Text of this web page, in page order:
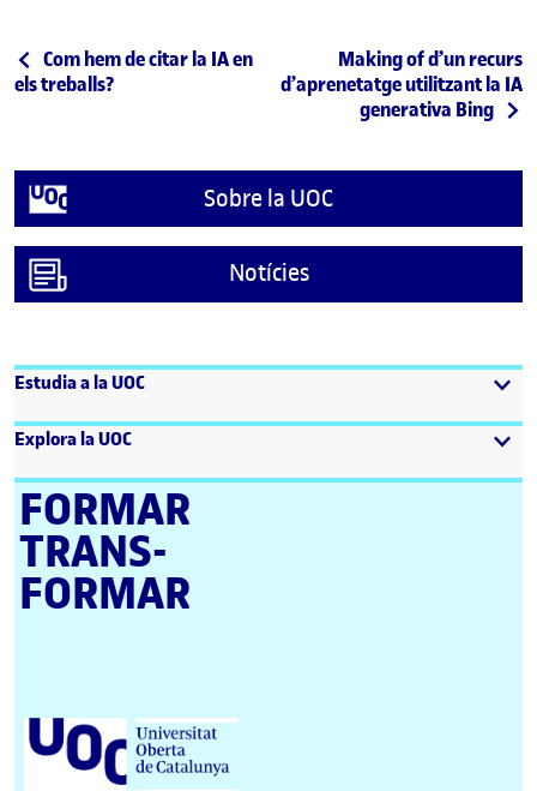
Navegació d'entrades
Entrada anterior
Com hem de citar la IA en
els treballs?
Entrada següent
Making of d’un recurs
d’aprenetatge utilitzant la IA
generativa Bing
Sobre la UOC
Notícies
Estudia a la UOC
Explora la UOC
FORMAR
TRANS­
FORMAR
Universitat Oberta de Catalunya (UOC)